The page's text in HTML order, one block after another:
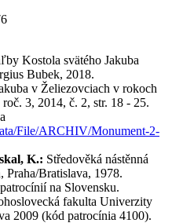
Kostola svätého Jakuba
Bubek, 2018.
v Želiezovciach v rokoch
3, 2014, č. 2, str. 18 - 25.
File/ARCHIV/Monument-2-
K.: Středověká nástěnná
Praha/Bratislava, 1978.
na Slovensku.
fakulta Univerzity
2009 (kód patrocínia 4100).